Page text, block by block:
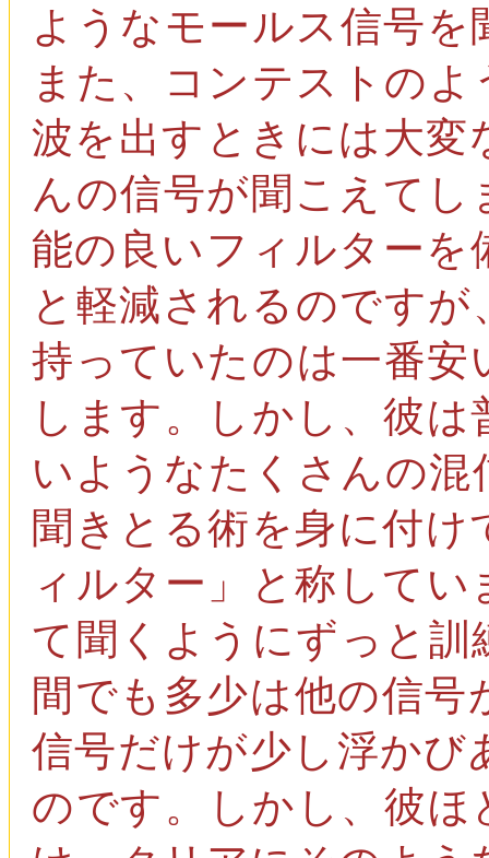
ようなモールス信号
また、コンテストの
波を出すときには大変
んの信号が聞こえて
能の良いフィルターを
と軽減されるのです
持っていたのは一番安
します。しかし、彼
いようなたくさんの
聞きとる術を身に付
ィルター」と称して
て聞くようにずっと訓
間でも多少は他の信
信号だけが少し浮かび
のです。しかし、彼ほ